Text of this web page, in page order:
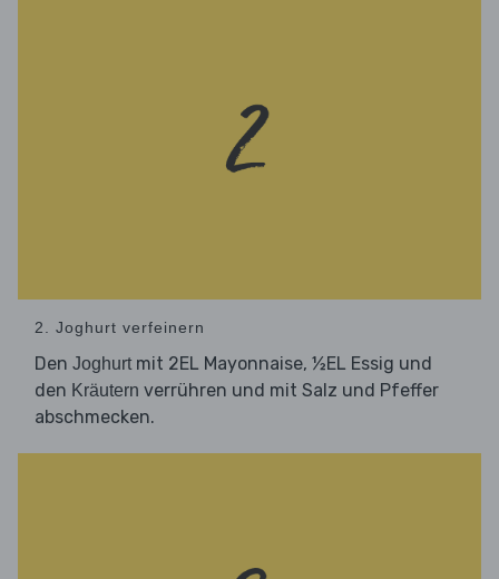
2. Joghurt verfeinern
Den Joghurtmit 2EL Mayonnaise, ½EL Essig und
den Kräutern verrühren und mit Salz und Pfeffer
abschmecken.